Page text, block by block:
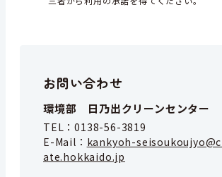
お問い合わせ
環境部 日乃出クリーンセンター
TEL：0138-56-3819
E-Mail： kankyoh-
ate.hokkaido.jp